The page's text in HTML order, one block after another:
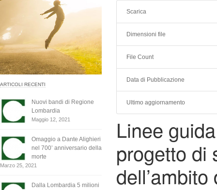
ARTICOLI RECENTI
Nuovi bandi di Regione
Lombardia
Maggio 12, 2021
Omaggio a Dante Alighieri
nel 700’ anniversario della
morte
Marzo 25, 2021
Dalla Lombardia 5 milioni
Scarica
Dimensioni file
File Count
Data di Pubblicazione
Ultimo aggiornamento
Linee
progetto di